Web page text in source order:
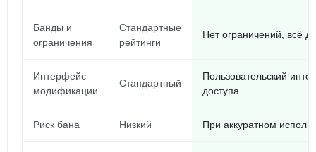
Банды и
ограничения
Стандартные
рейтинги
Нет ограничений, всё
Интерфейс
модификации
Стандартный
Пользовательский
доступа
Риск бана Низкий При аккуратном